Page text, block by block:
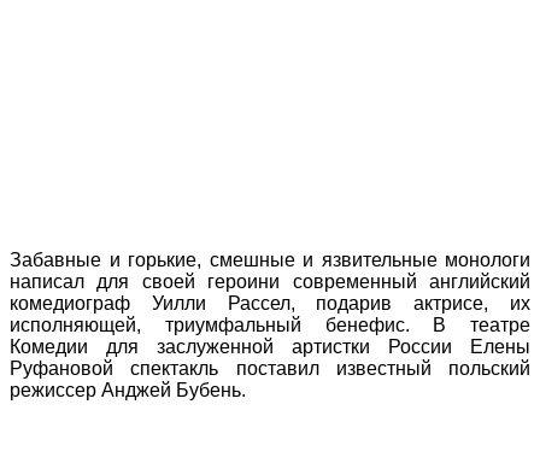
Забавные и горькие, смешные и язвительные монологи
написал для своей героини современный английский
комедиограф Уилли Рассел, подарив актрисе, их
исполняющей, триумфальный бенефис. В театре
Комедии для заслуженной артистки России Елены
Руфановой спектакль поставил известный польский
режиссер Анджей Бубень.